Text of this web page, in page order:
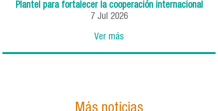
Plantel para fortalecer la cooperación internacional
7 Jul 2026
Ver más